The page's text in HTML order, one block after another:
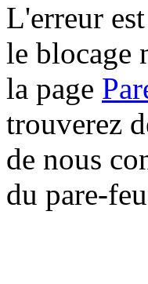
L'erreur
le blocage
la page
trouverez
de nous
du pare-